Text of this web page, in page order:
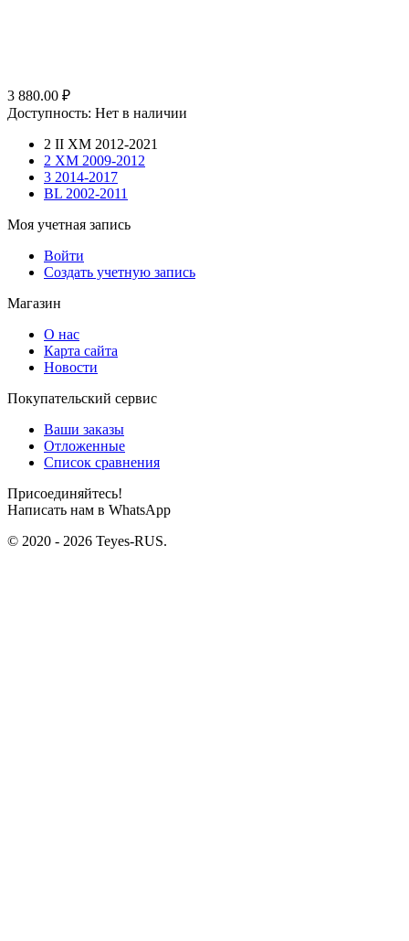
3 880.00 ₽
Доступность: Нет в наличии
2 II XM 2012-2021
2 XM 2009-2012
3 2014-2017
BL 2002-2011
Моя учетная запись
Войти
Создать учетную запись
Магазин
О нас
Карта сайта
Новости
Покупательский сервис
Ваши заказы
Отложенные
Список сравнения
Присоединяйтесь!
Написать нам в WhatsApp
© 2020 - 2026 Teyes-RUS.